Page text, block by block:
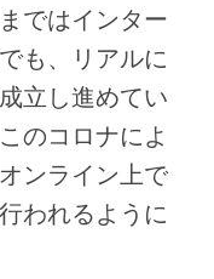
ではインター
も、リアルに
立し進めてい
のコロナによ
ンライン上で
われるように